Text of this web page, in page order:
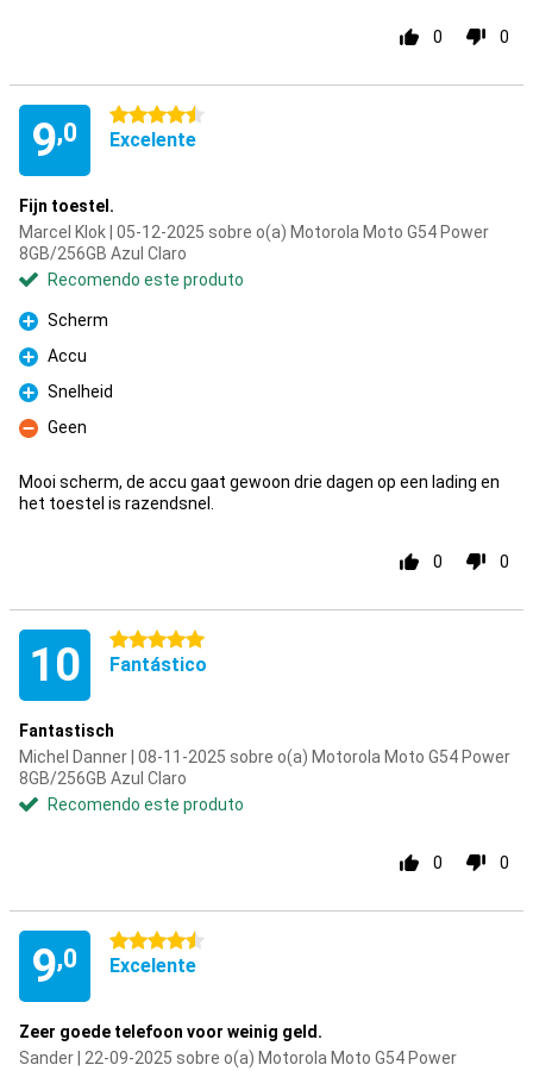
0 0
9,0
4.5 estrelas
Excelente
Fijn toestel.
Marcel Klok | 05-12-2025 sobre o(a) Motorola Moto G54 Power
8GB/256GB Azul Claro
Recomendo este produto
Prós
Scherm
Prós
Accu
Prós
Snelheid
Contras
Geen
Mooi scherm, de accu gaat gewoon drie dagen op een lading en
het toestel is razendsnel.
0 0
10 5 estrelas
Fantástico
Fantastisch
Michel Danner | 08-11-2025 sobre o(a) Motorola Moto G54 Power
8GB/256GB Azul Claro
Recomendo este produto
0 0
9,0
4.5 estrelas
Excelente
Zeer goede telefoon voor weinig geld.
Sander | 22-09-2025 sobre o(a) Motorola Moto G54 Power